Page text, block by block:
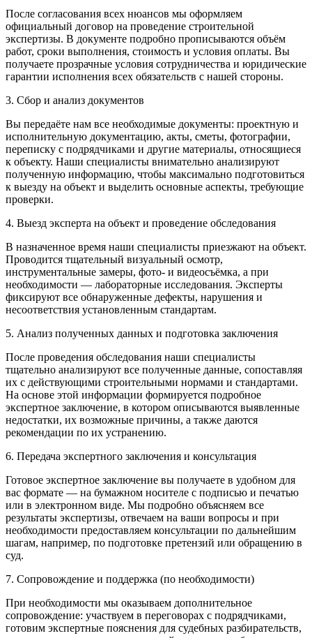
После согласования всех нюансов мы оформляем
официальный договор на проведение строительной
экспертизы. В документе подробно прописываются объём
работ, сроки выполнения, стоимость и условия оплаты. Вы
получаете прозрачные условия сотрудничества и юридические
гарантии исполнения всех обязательств с нашей стороны.
3. Сбор и анализ документов
Вы передаёте нам все необходимые документы: проектную и
исполнительную документацию, акты, сметы, фотографии,
переписку с подрядчиками и другие материалы, относящиеся
к объекту. Наши специалисты внимательно анализируют
полученную информацию, чтобы максимально подготовиться
к выезду на объект и выделить основные аспекты, требующие
проверки.
4. Выезд эксперта на объект и проведение обследования
В назначенное время наши специалисты приезжают на объект.
Проводится тщательный визуальный осмотр,
инструментальные замеры, фото- и видеосъёмка, а при
необходимости — лабораторные исследования. Эксперты
фиксируют все обнаруженные дефекты, нарушения и
несоответствия установленным стандартам.
5. Анализ полученных данных и подготовка заключения
После проведения обследования наши специалисты
тщательно анализируют все полученные данные, сопоставляя
их с действующими строительными нормами и стандартами.
На основе этой информации формируется подробное
экспертное заключение, в котором описываются выявленные
недостатки, их возможные причины, а также даются
рекомендации по их устранению.
6. Передача экспертного заключения и консультация
Готовое экспертное заключение вы получаете в удобном для
вас формате — на бумажном носителе с подписью и печатью
или в электронном виде. Мы подробно объясняем все
результаты экспертизы, отвечаем на ваши вопросы и при
необходимости предоставляем консультации по дальнейшим
шагам, например, по подготовке претензий или обращению в
суд.
7. Сопровождение и поддержка (по необходимости)
При необходимости мы оказываем дополнительное
сопровождение: участвуем в переговорах с подрядчиками,
готовим экспертные пояснения для судебных разбирательств,